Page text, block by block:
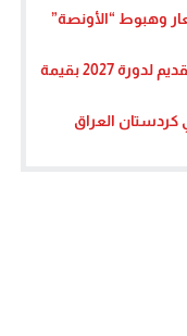
وهبوط “الأونصة”
جائزة زايد للاستدامة تعلن فتح باب التقديم لدورة 2027 بقيمة
كردستان العراق